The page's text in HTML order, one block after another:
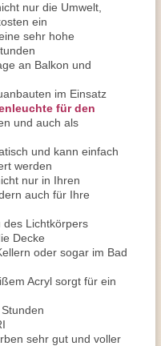
nur die Umwelt,
ein
sehr hohe
an Balkon und
im Einsatz
für den
und auch als
und kann einfach
werden
nur in Ihren
auch für Ihre
des Lichtkörpers
Decke
oder sogar im Bad
Acryl sorgt für ein
sehr gut und voller